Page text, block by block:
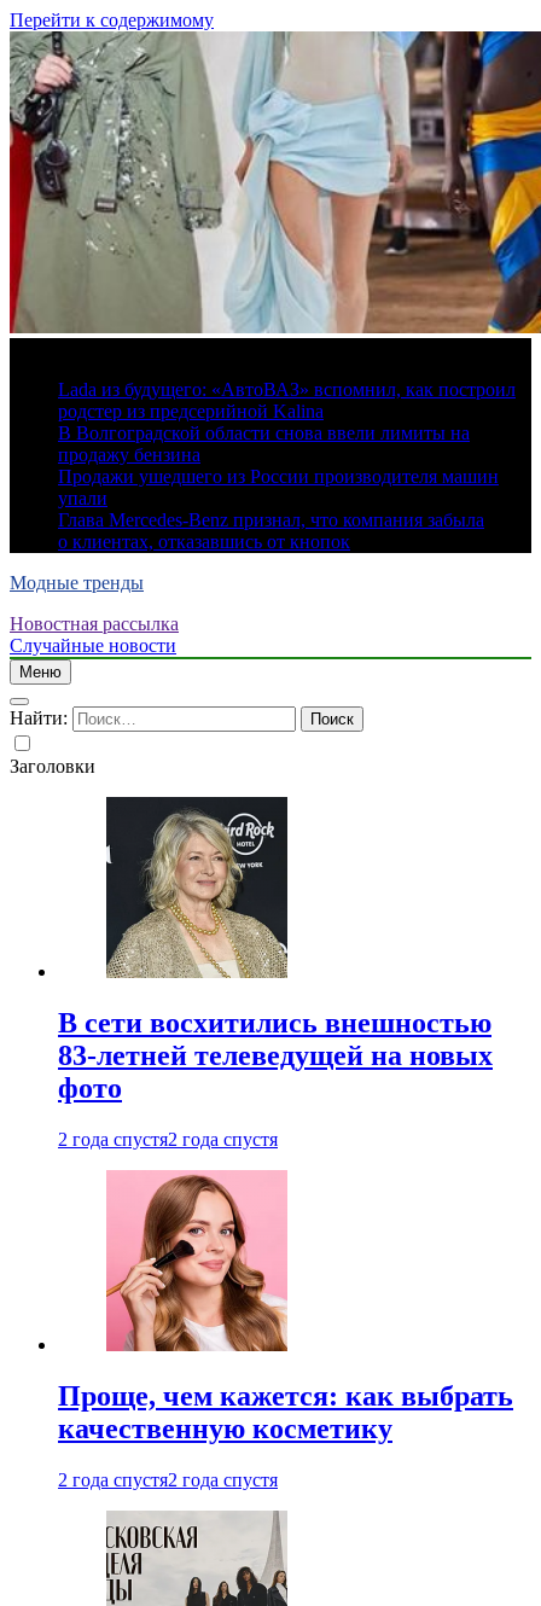
Перейти к содержимому
Lada из будущего: «АвтоВАЗ» вспомнил, как построил
родстер из предсерийной Kalina
В Волгоградской области снова ввели лимиты на
продажу бензина
Продажи ушедшего из России производителя машин
упали
Глава Mercedes-Benz признал, что компания забыла
о клиентах, отказавшись от кнопок
Модные тренды
Новостная рассылка
Случайные новости
Меню
Найти:
Заголовки
В сети восхитились внешностью
83-летней телеведущей на новых
фото
2 года спустя2 года спустя
Проще, чем кажется: как выбрать
качественную косметику
2 года спустя2 года спустя